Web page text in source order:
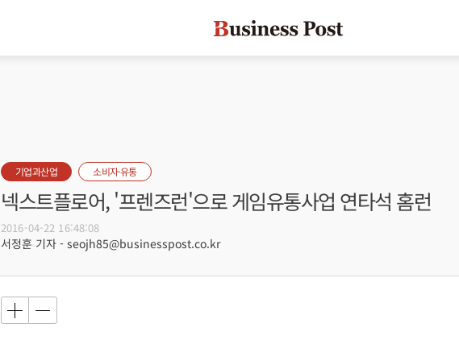
기업과산업 소비자·유통
넥스트플로어, '프렌즈런'으로 게임유통사업 연타석 홈런
2016-04-22 16:48:08
서정훈 기자 - seojh85@businesspost.co.kr